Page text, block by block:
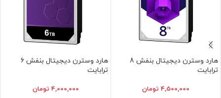
هارد وسترن دیجیتال بنفش 8
ترابایت
4,500,000 تومان
هارد وسترن دیجیتال بنفش 6
ترابایت
4,000,000 تومان